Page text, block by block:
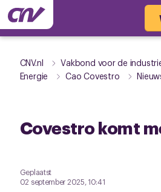
CNV.nl Vakbond voor de
Energie
Cao Covestro
Covestro komt
Geplaatst
02 september 2025, 10:41